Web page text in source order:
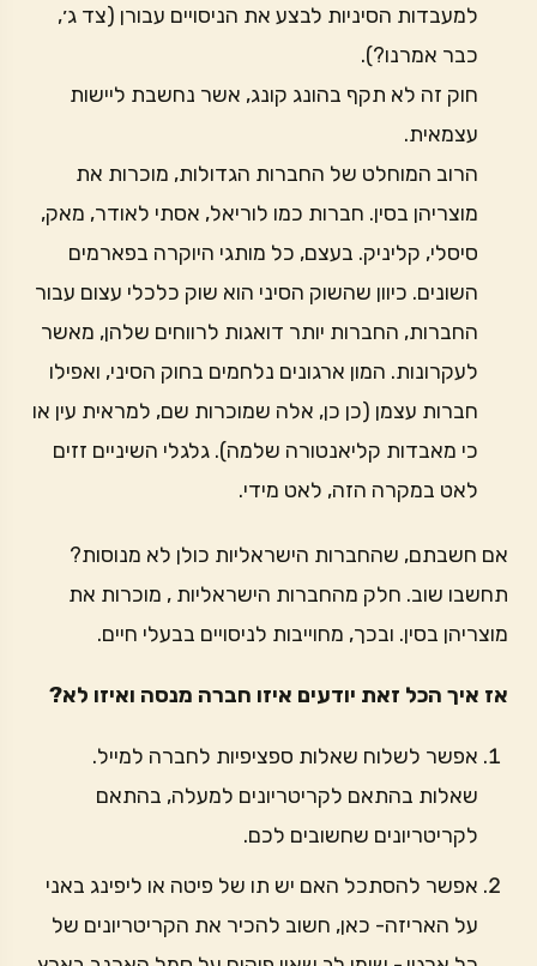
למעבדות הסיניות לבצע את הניסויים עבורן (צד ג׳,
כבר אמרנו?).
חוק זה לא תקף בהונג קונג, אשר נחשבת ליישות
עצמאית.
הרוב המוחלט של החברות הגדולות, מוכרות את
מוצריהן בסין. חברות כמו לוריאל, אסתי לאודר, מאק,
סיסלי, קליניק. בעצם, כל מותגי היוקרה בפארמים
השונים. כיוון שהשוק הסיני הוא שוק כלכלי עצום עבור
החברות, החברות יותר דואגות לרווחים שלהן, מאשר
לעקרונות. המון ארגונים נלחמים בחוק הסיני, ואפילו
חברות עצמן (כן כן, אלה שמוכרות שם, למראית עין או
כי מאבדות קליאנטורה שלמה). גלגלי השיניים זזים
לאט במקרה הזה, לאט מידי.
אם חשבתם, שהחברות הישראליות כולן לא מנוסות?
תחשבו שוב. חלק מהחברות הישראליות , מוכרות את
מוצריהן בסין. ובכך, מחוייבות לניסויים בבעלי חיים.
אז איך הכל זאת יודעים איזו חברה מנסה ואיזו לא?
אפשר לשלוח שאלות ספציפיות לחברה למייל.
שאלות בהתאם לקריטריונים למעלה, בהתאם
לקריטריונים שחשובים לכם.
אפשר להסתכל האם יש תו של פיטה או ליפינג באני
על האריזה- כאן, חשוב להכיר את הקריטריונים של